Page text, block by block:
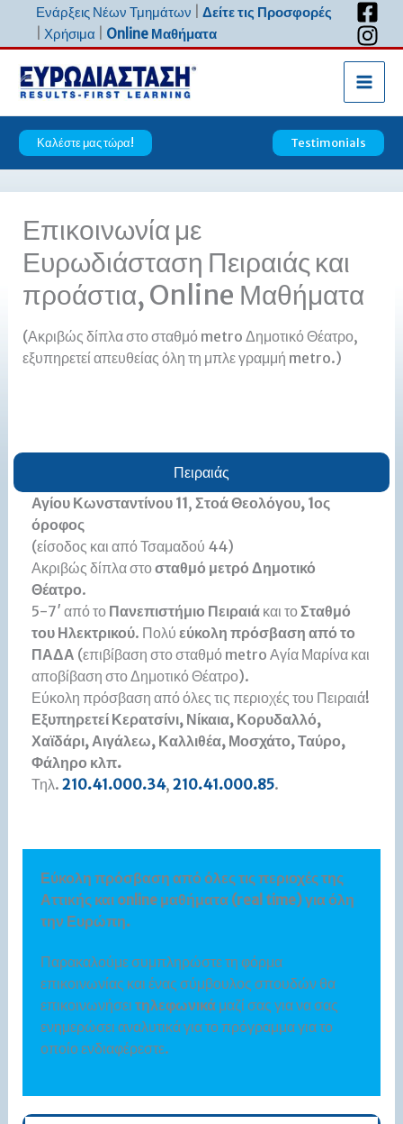
Μετάβαση
περιεχόμενο
Ενάρξεις Νέων Τμημάτων
Δείτε τις Προσφορές
Χρήσιμα Online Μαθήματα
Καλέστε μας τώρα! Testimonials
Επικοινωνία με
Ευρωδιάσταση Πειραιάς και
προάστια, Online Μαθήματα
(Ακριβώς δίπλα στο σταθμό metro Δημοτικό Θέατρο,
εξυπηρετεί απευθείας όλη τη μπλε γραμμή metro.)
Πειραιάς
Αγίου Κωνσταντίνου 11, Στοά Θεολόγου, 1ος
όροφος
(είσοδος και από Τσαμαδού 44)
Ακριβώς δίπλα στοσταθμό μετρό Δημοτικό
Θέατρο.
5-7′ από το Πανεπιστήμιο Πειραιάκαι τοΣταθμό
του Ηλεκτρικού. Πολύ εύκολη πρόσβαση από το
ΠΑΔΑ (επιβίβαση στο σταθμό metro Αγία Μαρίνα και
αποβίβαση στο Δημοτικό Θέατρο).
Εύκολη πρόσβαση από όλες τις περιοχές του Πειραιά!
Εξυπηρετεί Κερατσίνι, Νίκαια, Κορυδαλλό,
Χαϊδάρι, Αιγάλεω, Καλλιθέα, Μοσχάτο, Ταύρο,
Φάληρο κλπ.
Τηλ. 210.41.000.34, 210.41.000.85.
Εύκολη πρόσβαση από όλες τις περιοχές της
Αττικής και online μαθήματα (real time) για όλη
την Ευρώπη.
Παρακαλούμε συμπληρώστε τη φόρμα
επικοινωνίας και ένας σύμβουλος σπουδών θα
επικοινωνήσει τηλεφωνικάμαζί σας για να σας
ενημερώσει αναλυτικά για το πρόγραμμα για το
οποίο ενδιαφέρεστε.